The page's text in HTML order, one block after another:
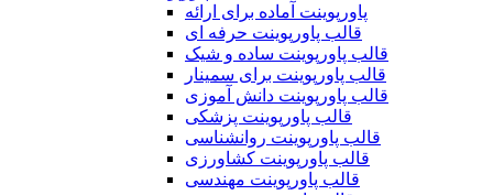
پاورپوینت آماده برای ارائه
قالب پاورپوینت حرفه ای
قالب پاورپوینت ساده و شیک
قالب پاورپوینت برای سمینار
قالب پاورپوینت دانش آموزی
قالب پاورپوینت پزشکی
قالب پاورپوینت روانشناسی
قالب پاورپوینت کشاورزی
قالب پاورپوینت مهندسی